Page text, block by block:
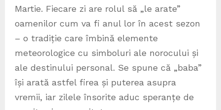
Martie. Fiecare zi are rolul să „le arate”
oamenilor cum va fi anul lor în acest sezon
– o tradiție care îmbină elemente
meteorologice cu simboluri ale norocului și
ale destinului personal. Se spune că „baba”
își arată astfel firea și puterea asupra
vremii, iar zilele însorite aduc speranțe de